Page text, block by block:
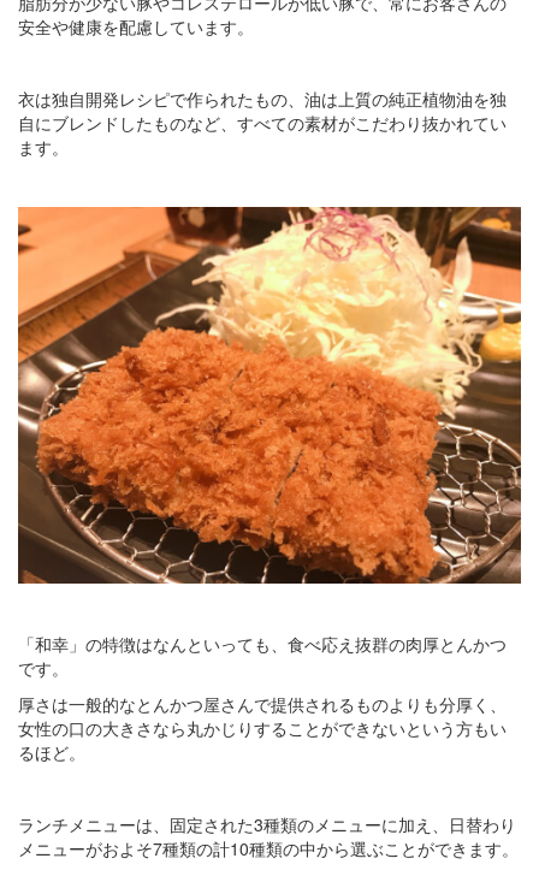
安全や健康を配慮しています。
衣は独自開発レシピで作られたもの、油は上質の純正植物油を独
自にブレンドしたものなど、すべての素材がこだわり抜かれてい
ます。
「和幸」の特徴はなんといっても、食べ応え抜群の肉厚とんかつ
です。
厚さは一般的なとんかつ屋さんで提供されるものよりも分厚く、
女性の口の大きさなら丸かじりすることができないという方もい
るほど。
ランチメニューは、固定された3種類のメニューに加え、日替わり
メニューがおよそ7種類の計10種類の中から選ぶことができます。